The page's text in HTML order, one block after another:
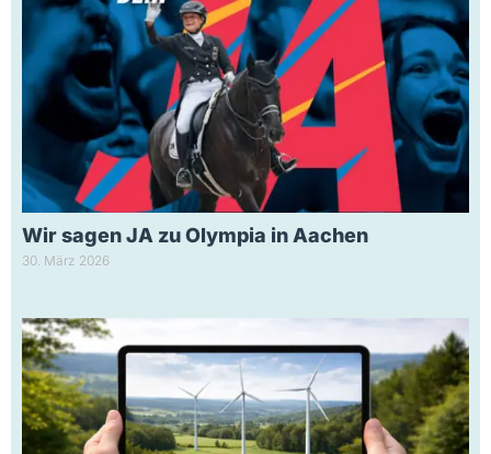
Wir sagen JA zu Olympia in Aachen
30. März 2026